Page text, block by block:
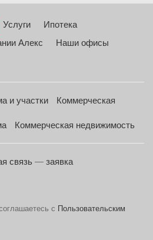
Услуги
Ипотека
Алекс
Наши офисы
и участки
Коммерческая
Коммерческая недвижимость
связь — заявка
с Пользовательским